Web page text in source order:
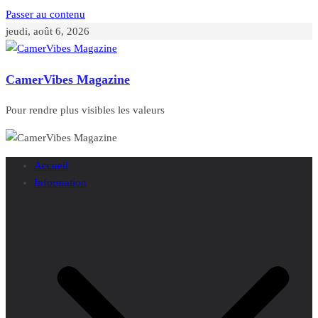
Passer au contenu
jeudi, août 6, 2026
CamerVibes Magazine
Pour rendre plus visibles les valeurs
Accueil
Information